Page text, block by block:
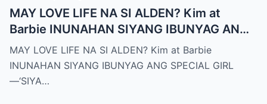
MAY LOVE LIFE NA SI ALDEN? Kim at
Barbie INUNAHAN SIYANG IBUNYAG ANG
SPECIAL GIRL—‘SIYA ANG TUNAY NA
INIINGATAN NIYA!’
MAY LOVE LIFE NA SI ALDEN? Kim at Barbie
INUNAHAN SIYANG IBUNYAG ANG SPECIAL GIRL
—‘SIYA…